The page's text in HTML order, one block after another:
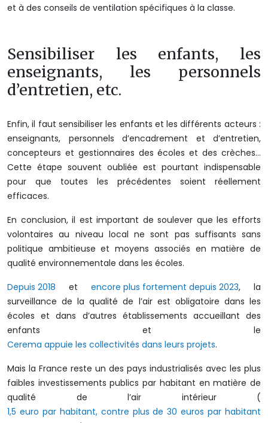
et à des conseils de ventilation spécifiques à la classe.
Sensibiliser les enfants, les
enseignants, les personnels
d’entretien, etc.
Enfin, il faut sensibiliser les enfants et les différents acteurs :
enseignants, personnels d’encadrement et d’entretien,
concepteurs et gestionnaires des écoles et des crèches…
Cette étape souvent oubliée est pourtant indispensable
pour que toutes les précédentes soient réellement
efficaces.
En conclusion, il est important de soulever que les efforts
volontaires au niveau local ne sont pas suffisants sans
politique ambitieuse et moyens associés en matière de
qualité environnementale dans les écoles.
Depuis 2018 et encore plus fortement depuis 2023, la
surveillance de la qualité de l’air est obligatoire dans les
écoles et dans d’autres établissements accueillant des
enfants et le
Cerema appuie les collectivités dans leurs projets.
Mais la France reste un des pays industrialisés avec les plus
faibles investissements publics par habitant en matière de
qualité de l’air intérieur (
1,5 euro par habitant, contre plus de 30 euros par habitant